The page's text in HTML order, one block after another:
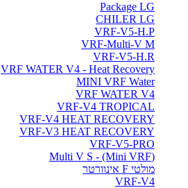
Package LG
CHILER LG
VRF-V5-H.P
VRF-Multi-V M
VRF-V5-H.R
VRF WATER V4 - Heat Recovery
MINI VRF Water
VRF WATER V4
VRF-V4 TROPICAL
VRF-V4 HEAT RECOVERY
VRF-V3 HEAT RECOVERY
VRF-V5-PRO
(Multi V S - (Mini VRF
מולטי F אינוורטר
VRF-V4